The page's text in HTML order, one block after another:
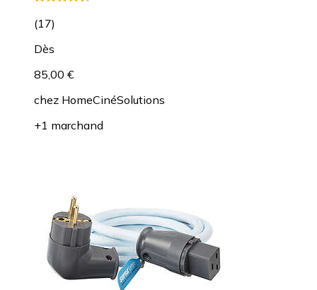
(17)
Dès
85,00 €
chez HomeCinéSolutions
+1 marchand